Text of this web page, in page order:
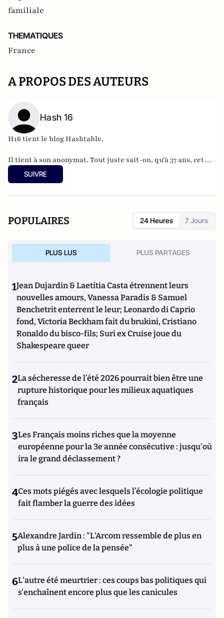
familiale
THEMATIQUES
France
A PROPOS DES AUTEURS
Hash 16
H16 tient le blogHashtable.
Il tient à son anonymat. Tout juste sait-on, qu'à 37 ans, cet
informaticien à l'humour acerbe habite en Belgique et
travaille pour"une grosse boutique qui produit, gère et
SUIVRE
POPULAIRES 24 Heures 7 Jours
PLUS LUS PLUS PARTAGES
1Jean Dujardin & Laetitia Casta étrennent leurs
nouvelles amours, Vanessa Paradis & Samuel
Benchetrit enterrent le leur; Leonardo di Caprio
fond, Victoria Beckham fait du brukini, Cristiano
Ronaldo du bisco-fils; Suri ex Cruise joue du
Shakespeare queer
2La sécheresse de l’été 2026 pourrait bien être une
rupture historique pour les milieux aquatiques
français
3Les Français moins riches que la moyenne
européenne pour la 3e année consécutive : jusqu'où
ira le grand déclassement ?
4Ces mots piégés avec lesquels l’écologie politique
fait flamber la guerre des idées
5Alexandre Jardin : "L'Arcom ressemble de plus en
plus à une police de la pensée"
6L'autre été meurtrier : ces coups bas politiques qui
s'enchaînent encore plus que les canicules